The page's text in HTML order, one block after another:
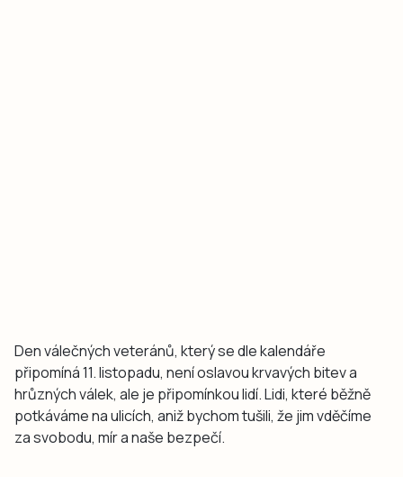
Den válečných veteránů, který se dle kalendáře
připomíná 11. listopadu, není oslavou krvavých bitev a
hrůzných válek, ale je připomínkou lidí. Lidi, které běžně
potkáváme na ulicích, aniž bychom tušili, že jim vděčíme
za svobodu, mír a naše bezpečí.